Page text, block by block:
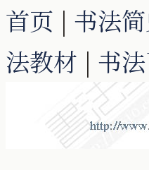
首页 | 书法
法教材 | 书